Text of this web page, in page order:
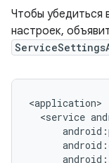
Чтобы убедиться
настроек,
<service